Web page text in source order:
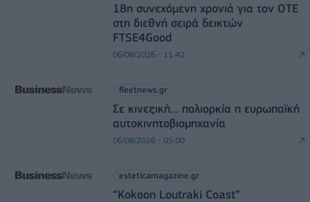
18η συνεχόμενη χρονιά για τον ΟΤΕ
στη διεθνή σειρά δεικτών
FTSE4Good
06/08/2026 - 11:42
fleetnews.gr
Σε κινεζική… πολιορκία η ευρωπαϊκή
αυτοκινητοβιομηχανία
06/08/2026 - 05:00
esteticamagazine.gr
“Kokoon Loutraki Coast”